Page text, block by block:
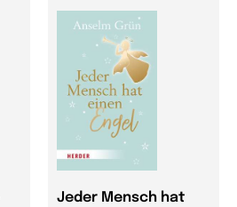
Jeder Mensch hat